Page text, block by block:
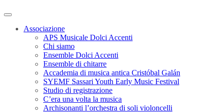
Associazione
APS Musicale Dolci Accenti
Chi siamo
Ensemble Dolci Accenti
Ensemble di chitarre
Accademia di musica antica Cristóbal Galán
SYEMF Sassari Youth Early Music Festival
Studio di registrazione
C’era una volta la musica
Archisonanti l’orchestra di soli violoncelli